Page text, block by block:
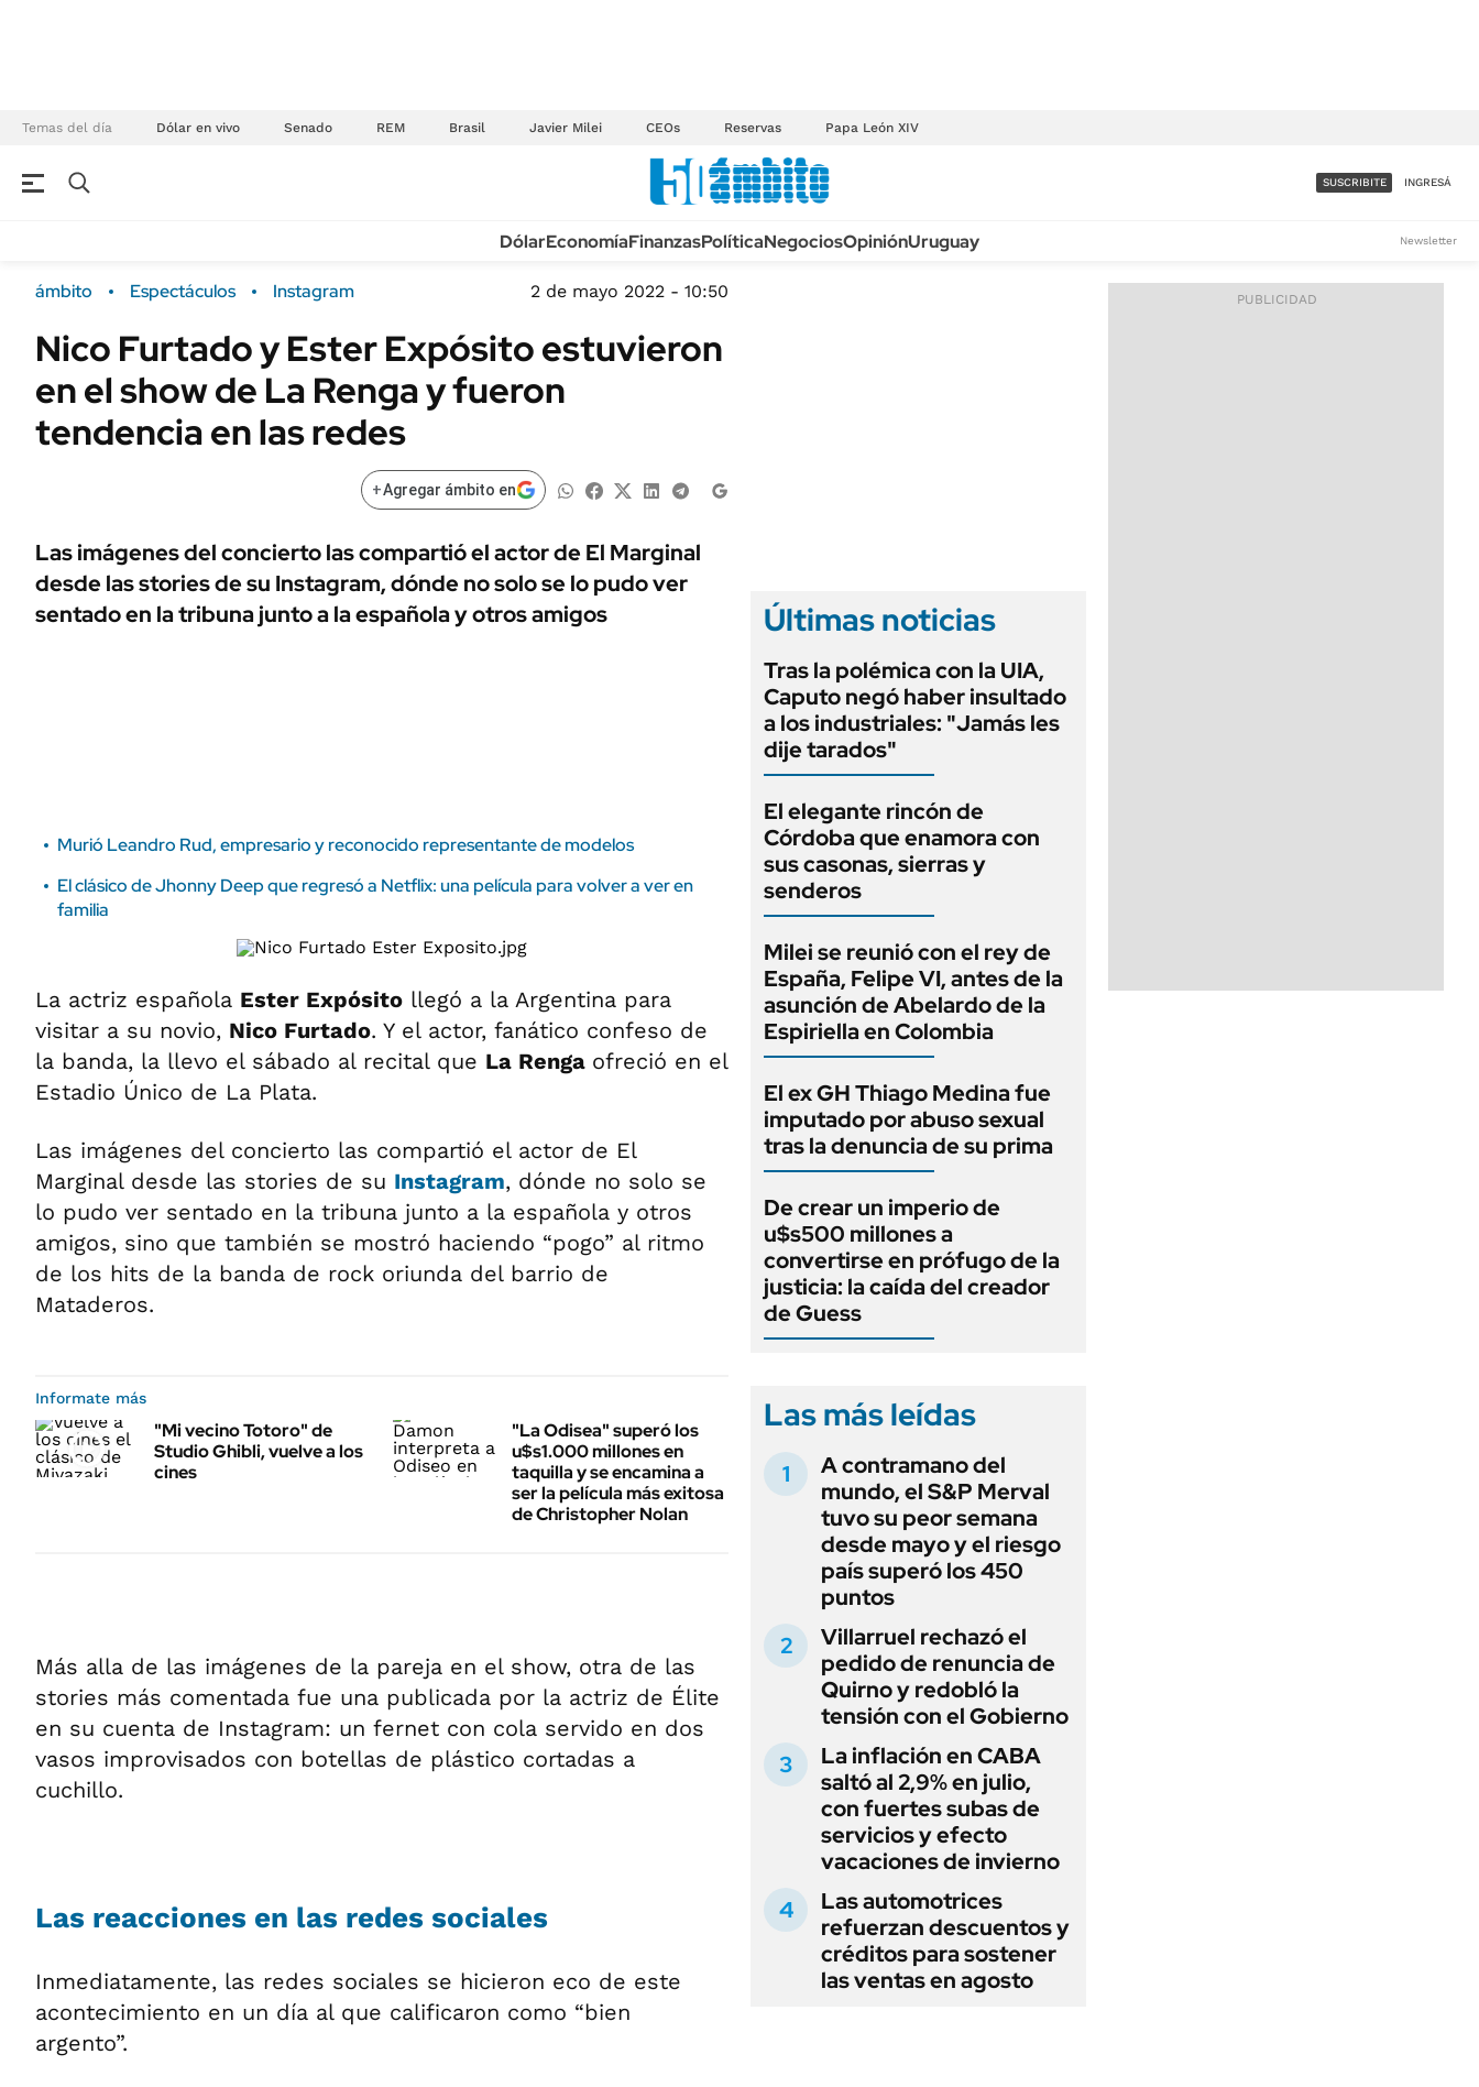
Temas del día Dólar en vivo Senado REM Brasil Javier Milei CEOs Reservas Papa León XIV
Campo
FINANZAS
Dólar
Real Estate
Sustentabilidad
Seguros
ENERGY REPORT
POLÍTICA
URUGUAY
TECNOLOGÍA
MÉXICO
MUNDO
AUTOS
ACCESO FULL - $1.800/MES
SUSCRIBITE INGRESÁ
DólarEconomíaFinanzasPolíticaNegociosOpiniónUruguay Newsletter
ámbito Espectáculos Instagram 2 de mayo 2022 - 10:50
Nico Furtado y Ester Expósito estuvieron
en el show de La Renga y fueron
tendencia en las redes
+Agregar ámbito en
Las imágenes del concierto las compartió el actor de El Marginal
desde las stories de su Instagram, dónde no solo se lo pudo ver
sentado en la tribuna junto a la española y otros amigos
Murió Leandro Rud, empresario y reconocido representante de modelos
El clásico de Jhonny Deep que regresó a Netflix: una película para volver a ver en
familia
La actriz española Ester Expósito llegó a la Argentina para
visitar a su novio, Nico Furtado. Y el actor, fanático confeso de
la banda, la llevo el sábado al recital que La Renga ofreció en el
Estadio Único de La Plata.
Las imágenes del concierto las compartió el actor de El
Marginal desde las stories de su Instagram, dónde no solo se
lo pudo ver sentado en la tribuna junto a la española y otros
amigos, sino que también se mostró haciendo “pogo” al ritmo
de los hits de la banda de rock oriunda del barrio de
Mataderos.
Informate más
"Mi vecino Totoro" de
Studio Ghibli, vuelve a los
cines
"La Odisea" superó los
u$s1.000 millones en
taquilla y se encamina a
ser la película más exitosa
de Christopher Nolan
Más alla de las imágenes de la pareja en el show, otra de las
stories más comentada fue una publicada por la actriz de Élite
en su cuenta de Instagram: un fernet con cola servido en dos
vasos improvisados con botellas de plástico cortadas a
cuchillo.
Las reacciones en las redes sociales
Inmediatamente, las redes sociales se hicieron eco de este
acontecimiento en un día al que calificaron como “bien
argento”.
Últimas noticias
Tras la polémica con la UIA,
Caputo negó haber insultado
a los industriales: "Jamás les
dije tarados"
El elegante rincón de
Córdoba que enamora con
sus casonas, sierras y
senderos
Milei se reunió con el rey de
España, Felipe VI, antes de la
asunción de Abelardo de la
Espiriella en Colombia
El ex GH Thiago Medina fue
imputado por abuso sexual
tras la denuncia de su prima
De crear un imperio de
u$s500 millones a
convertirse en prófugo de la
justicia: la caída del creador
de Guess
Las más leídas
A contramano del
mundo, el S&P Merval
tuvo su peor semana
desde mayo y el riesgo
país superó los 450
puntos
Villarruel rechazó el
pedido de renuncia de
Quirno y redobló la
tensión con el Gobierno
La inflación en CABA
saltó al 2,9% en julio,
con fuertes subas de
servicios y efecto
vacaciones de invierno
Las automotrices
refuerzan descuentos y
créditos para sostener
las ventas en agosto